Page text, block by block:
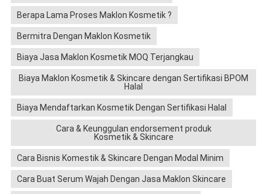
Berapa Lama Proses Maklon Kosmetik ?
Bermitra Dengan Maklon Kosmetik
Biaya Jasa Maklon Kosmetik MOQ Terjangkau
Biaya Maklon Kosmetik & Skincare dengan Sertifikasi BPOM
Halal
Biaya Mendaftarkan Kosmetik Dengan Sertifikasi Halal
Cara & Keunggulan endorsement produk
Kosmetik & Skincare
Cara Bisnis Komestik & Skincare Dengan Modal Minim
Cara Buat Serum Wajah Dengan Jasa Maklon Skincare